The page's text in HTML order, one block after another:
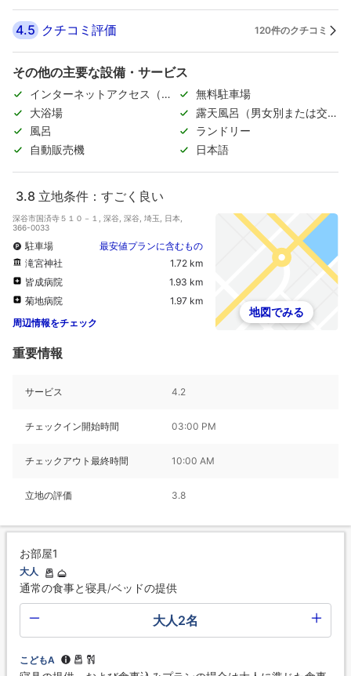
4.5 クチコミ評価 120件のクチコミ
その他の主要な設備・サービス
インターネットアクセス（無
料）
無料駐車場
大浴場
露天風呂（男女別または交代
制）
風呂
ランドリー
自動販売機
日本語
3.8 立地条件：すごく良い
深谷市国済寺５１０－１, 深谷, 深谷, 埼玉, 日本,
366-0033
駐車場
最安値プランに含むもの
滝宮神社
1.72 km
皆成病院
1.93 km
菊地病院
1.97 km
周辺情報をチェック
地図でみる
重要情報
サービス 4.2
チェックイン開始時間 03:00 PM
チェックアウト最終時間 10:00 AM
立地の評価 3.8
お部屋1
大人
通常の食事と寝具/ベッドの提供
大人2名
こどもA